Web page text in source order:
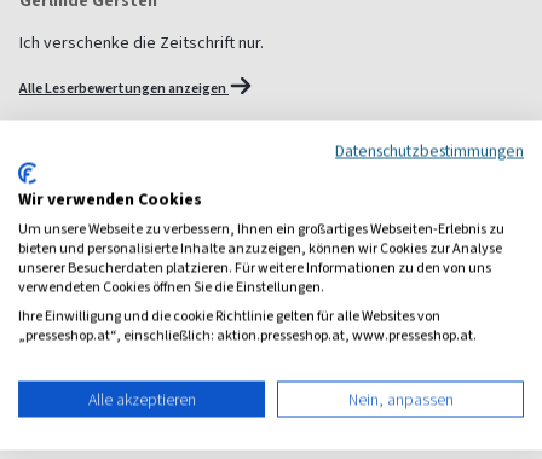
Ich verschenke die Zeitschrift nur.
Alle Leserbewertungen anzeigen
Bei einer Auswahl von über 1.800 Magazinen finden Sie das
richtige Geschenk für jeden.
zum Geschenkabo-Finder
Weitere Sport-Magazine
Datenschutzbestimmungen
Wir verwenden Cookies
Um unsere Webseite zu verbessern, Ihnen ein großartiges Webseiten-Erlebnis zu
bieten und personalisierte Inhalte anzuzeigen, können wir Cookies zur Analyse
unserer Besucherdaten platzieren. Für weitere Informationen zu den von uns
verwendeten Cookies öffnen Sie die Einstellungen.
Ihre Einwilligung und die cookie Richtlinie gelten für alle Websites von
„presseshop.at“, einschließlich: aktion.presseshop.at, www.presseshop.at.
Alle akzeptieren Nein, anpassen